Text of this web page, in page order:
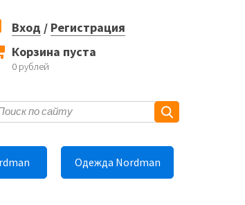
Вход / Регистрация
Корзина пуста
0 рублей
Одежда Nordman